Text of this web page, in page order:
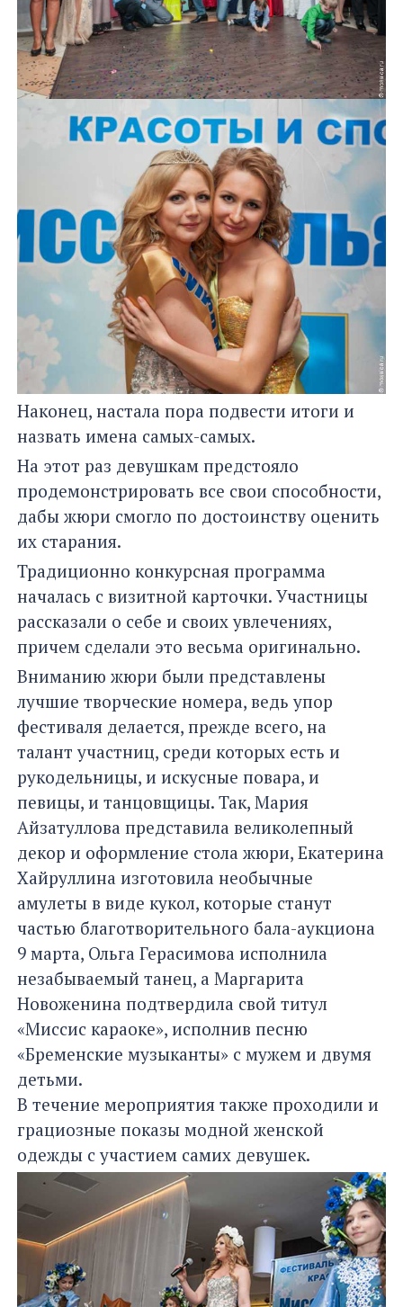
Наконец, настала пора подвести итоги и
назвать имена самых-самых.
На этот раз девушкам предстояло
продемонстрировать все свои способности,
дабы жюри смогло по достоинству оценить
их старания.
Традиционно конкурсная программа
началась с визитной карточки. Участницы
рассказали о себе и своих увлечениях,
причем сделали это весьма оригинально.
Вниманию жюри были представлены
лучшие творческие номера, ведь упор
фестиваля делается, прежде всего, на
талант участниц, среди которых есть и
рукодельницы, и искусные повара, и
певицы, и танцовщицы. Так, Мария
Айзатуллова представила великолепный
декор и оформление стола жюри, Екатерина
Хайруллина изготовила необычные
амулеты в виде кукол, которые станут
частью благотворительного бала-аукциона
9 марта, Ольга Герасимова исполнила
незабываемый танец, а Маргарита
Новоженина подтвердила свой титул
«Миссис караоке», исполнив песню
«Бременские музыканты» с мужем и двумя
детьми.
В течение мероприятия также проходили и
грациозные показы модной женской
одежды с участием самих девушек.